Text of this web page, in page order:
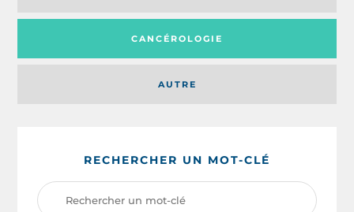
AUTRE
CANCÉROLOGIE
RECHERCHER UN MOT-CLÉ